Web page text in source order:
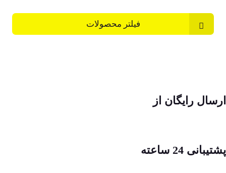
فیلتر محصولات
ارسال رایگان از
پشتیبانی 24 ساعته